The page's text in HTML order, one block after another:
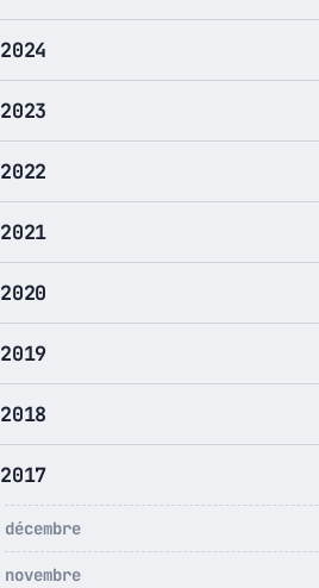
2024
2023
2022
2021
2020
2019
2018
2017
décembre
novembre